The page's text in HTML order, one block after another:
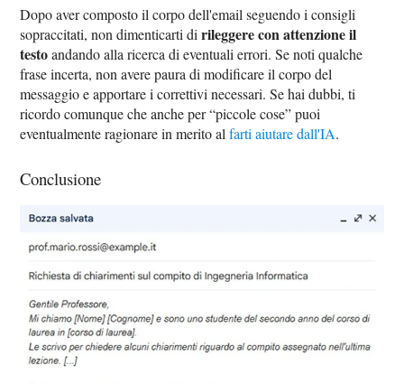
Dopo aver composto il corpo dell'email seguendo i consigli
sopraccitati, non dimenticarti dirileggere con attenzione il
testoandando alla ricerca di eventuali errori. Se noti qualche
frase incerta, non avere paura di modificare il corpo del
messaggio e apportare i correttivi necessari. Se hai dubbi, ti
ricordo comunque che anche per “piccole cose” puoi
eventualmente ragionare in merito alfarti aiutare dall'IA.
Conclusione